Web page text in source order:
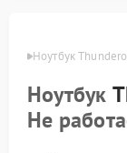
Ноутбук
Ноутбук
Не